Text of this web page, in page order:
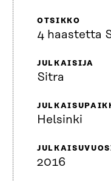
OTSIKKO
4 haastetta
JULKAISIJA
Sitra
Helsinki
2016